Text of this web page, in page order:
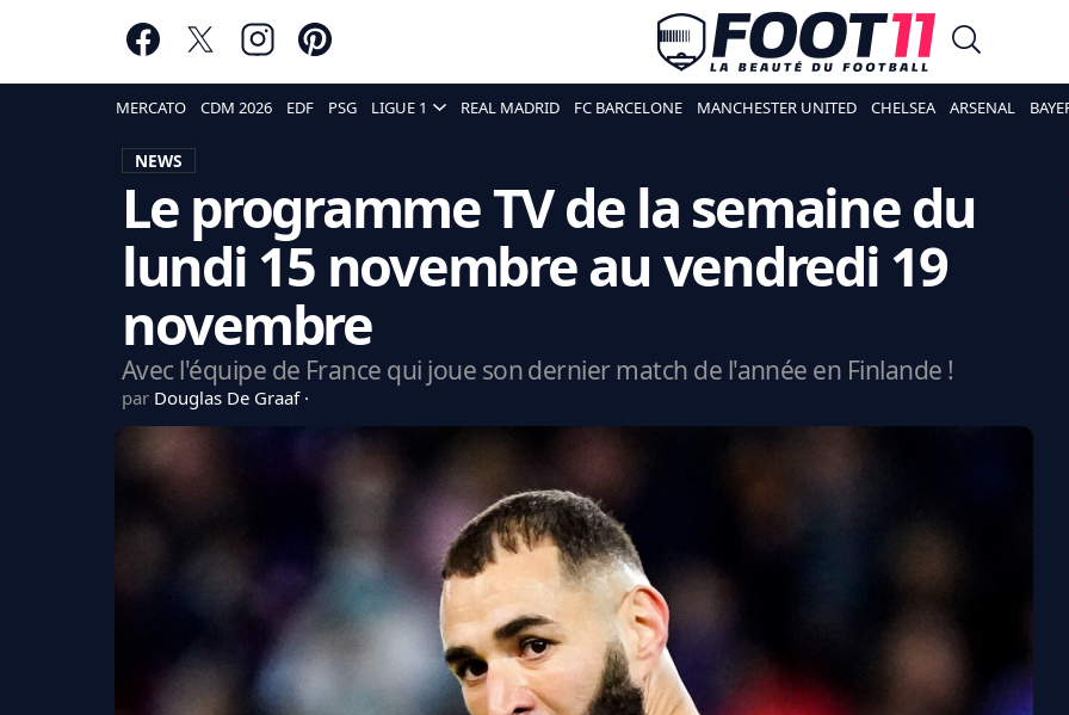
MERCATO CDM 2026 EDF PSG LIGUE 1 REAL MADRID FC BARCELONE MANCHESTER UNITED CHELSEA ARSENAL
NEWS
Le programme TV de la semaine du
lundi 15 novembre au vendredi 19
novembre
Avec l'équipe de France qui joue son dernier match de l'année en Finlande !
par Douglas De Graaf